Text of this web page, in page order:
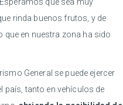
rinda buenos frutos, y de
en nuestra zona ha sido
General se puede ejercer
tanto en vehículos de